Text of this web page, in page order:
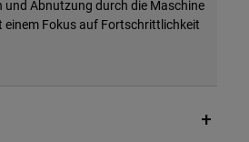
Abnutzung durch die Maschine
einem Fokus auf Fortschrittlichkeit